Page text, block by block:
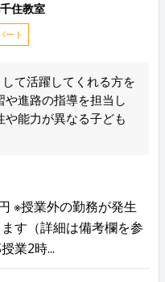
住教室
ート
て活躍してくれる方を
進路の指導を担当し
能力が異なる子ども
※授業外の勤務が発生
す（詳細は備考欄を参
業2時...